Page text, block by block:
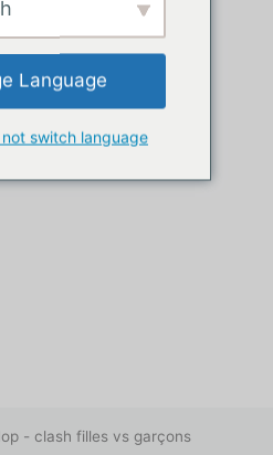
- clash filles vs garçons
Language
switch language